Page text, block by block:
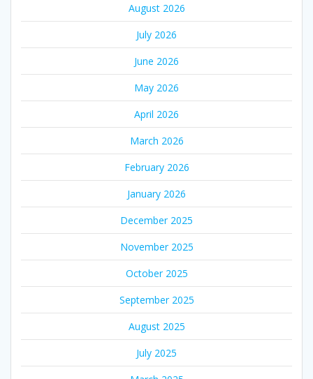
August 2026
July 2026
June 2026
May 2026
April 2026
March 2026
February 2026
January 2026
December 2025
November 2025
October 2025
September 2025
August 2025
July 2025